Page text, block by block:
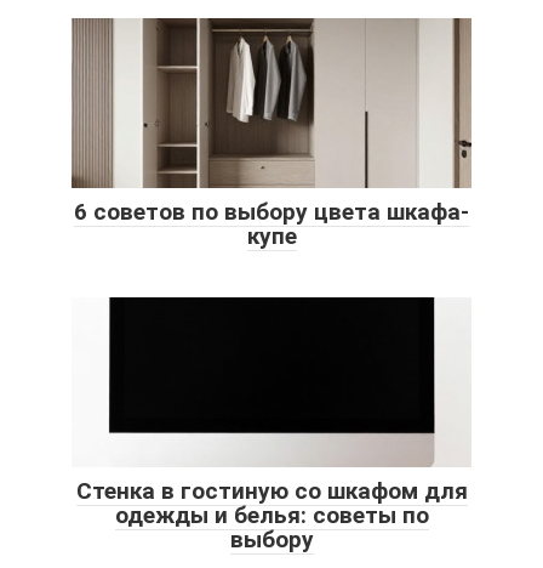
6 советов по выбору цвета шкафа-
купе
Стенка в гостиную со шкафом для
одежды и белья: советы по
выбору